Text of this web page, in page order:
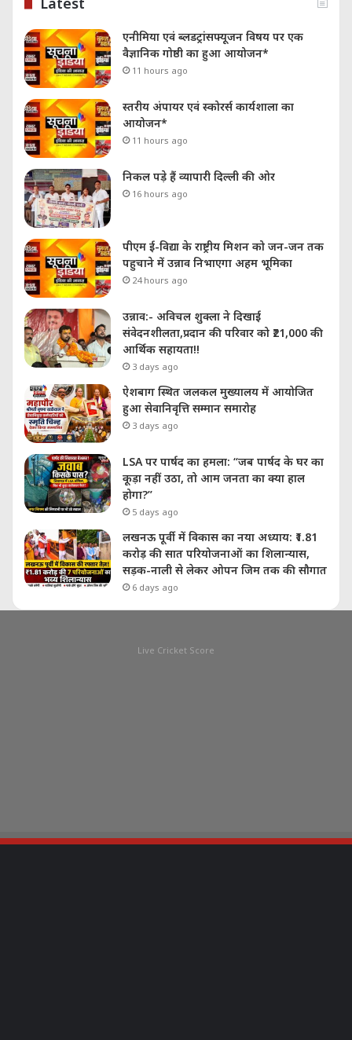
एनीमिया एवं ब्लडट्रांसफ्यूजन विषय पर एक
वैज्ञानिक गोष्ठी का हुआ आयोजन*
11 hours ago
स्तरीय अंपायर एवं स्कोरर्स कार्यशाला का
आयोजन*
11 hours ago
निकल पड़े हैं व्यापारी दिल्ली की ओर
16 hours ago
पीएम ई-विद्या के राष्ट्रीय मिशन को जन-जन तक
पहुचाने में उन्नाव निभाएगा अहम भूमिका
24 hours ago
उन्नाव:- अविचल शुक्ला ने दिखाई
संवेदनशीलता,प्रदान की परिवार को ₹21,000 की
आर्थिक सहायता!!
3 days ago
ऐशबाग स्थित जलकल मुख्यालय में आयोजित
हुआ सेवानिवृत्ति सम्मान समारोह
3 days ago
LSA पर पार्षद का हमला: “जब पार्षद के घर का
कूड़ा नहीं उठा, तो आम जनता का क्या हाल
होगा?”
5 days ago
लखनऊ पूर्वी में विकास का नया अध्याय: ₹1.81
करोड़ की सात परियोजनाओं का शिलान्यास,
सड़क-नाली से लेकर ओपन जिम तक की सौगात
6 days ago
Live Cricket Score